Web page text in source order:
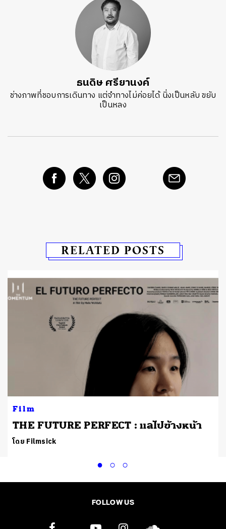
ธนดิษ​ ศรี​ยา​นงค์​
ช่างภาพที่ชอบการเดินทาง แต่จำทางไม่ค่อยได้ นิ่งเป็นหลับ ขยับ
เป็นหลง
RELATED POSTS
Film
THE FUTURE PERFECT : แลไปข้างหน้า
โดย Filmsick
FOLLOW US